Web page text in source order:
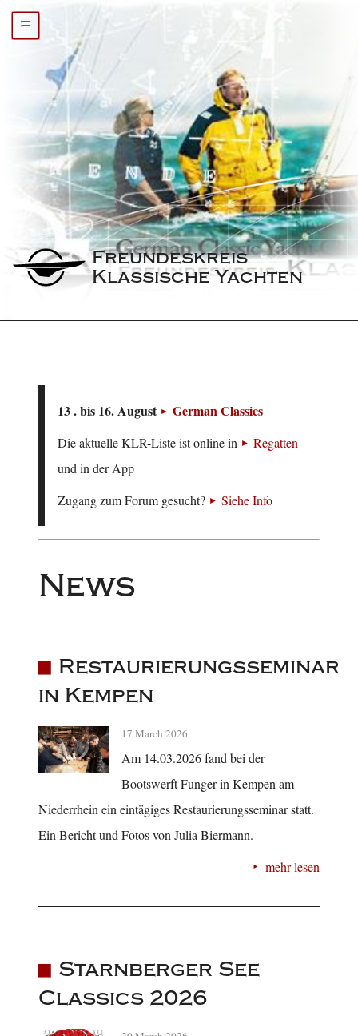
=
Freundeskreis
Klassische Yachten
13 . bis 16. August German Classics
Die aktuelle KLR-Liste ist online in
Regatten
und in der App
Zugang zum Forum gesucht?
Siehe Info
News
Restaurierungsseminar
in Kempen
17 March 2026
Am 14.03.2026 fand bei der
Bootswerft Funger in Kempen am
Niederrhein ein eintägiges Restaurierungsseminar statt.
Ein Bericht und Fotos von Julia Biermann.
mehr lesen
Starnberger See
Classics 2026